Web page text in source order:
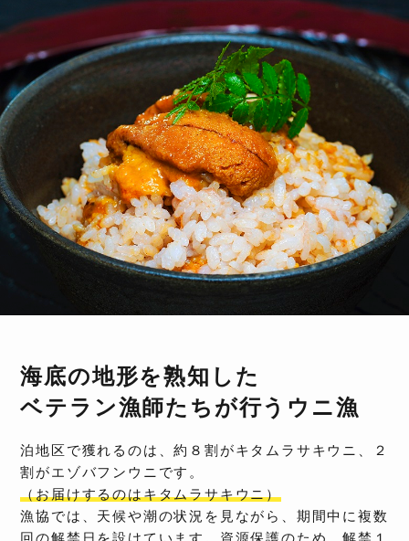
海底の地形を熟知した
ベテラン漁師たちが行うウニ漁
泊地区で獲れるのは、約８割がキタムラサキウニ、２
割がエゾバフンウニです。
（お届けするのはキタムラサキウニ）
漁協では、天候や潮の状況を見ながら、期間中に複数
回の解禁日を設けています。資源保護のため、解禁１